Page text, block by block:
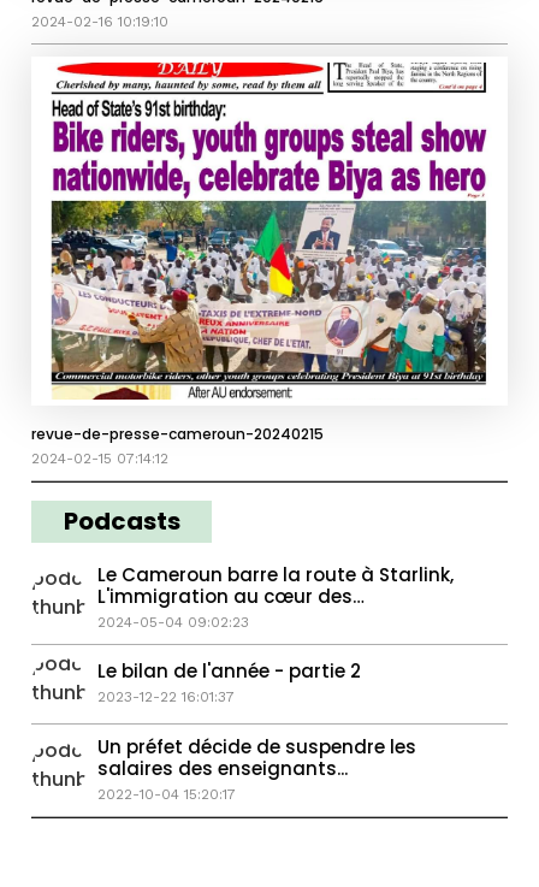
2024-02-16 10:19:10
revue-de-presse-cameroun-20240215
2024-02-15 07:14:12
Podcasts
Le Cameroun barre la route à Starlink,
L'immigration au cœur des
préoccupations
2024-05-04 09:02:23
Le bilan de l'année - partie 2
2023-12-22 16:01:37
Un préfet décide de suspendre les
salaires des enseignants...
2022-10-04 15:20:17